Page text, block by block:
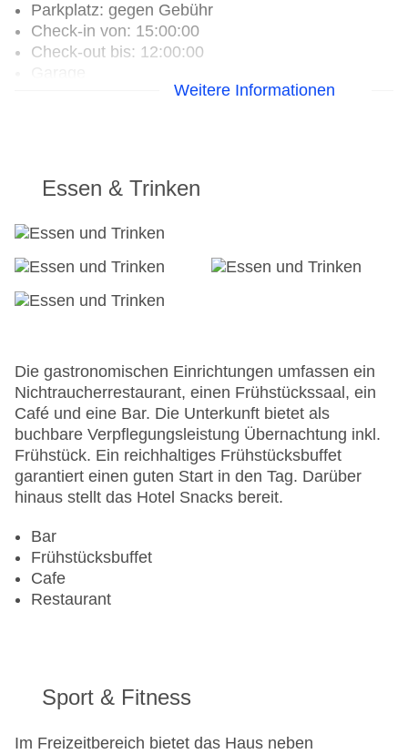
Parkplatz: gegen Gebühr
Check-in von: 15:00:00
Check-out bis: 12:00:00
Hoteleröffnung: 1980
Lift
Anzahl der Aufzüge: 1
Gesamtanzahl der Stockwerke: 2
Gesamtanzahl der Zimmer: 163
Mastercard, Visa
Weitere Informationen
Essen & Trinken
Die gastronomischen Einrichtungen umfassen ein
Nichtraucherrestaurant, einen Frühstückssaal, ein
Café und eine Bar. Die Unterkunft bietet als
buchbare Verpflegungsleistung Übernachtung inkl.
Frühstück. Ein reichhaltiges Frühstücksbuffet
garantiert einen guten Start in den Tag. Darüber
hinaus stellt das Hotel Snacks bereit.
Bar
Frühstücksbuffet
Cafe
Restaurant
Sport & Fitness
Im Freizeitbereich bietet das Haus neben